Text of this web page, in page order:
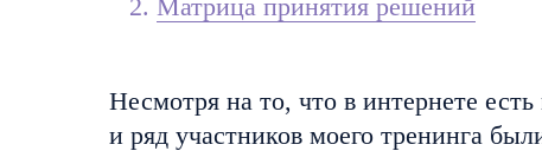
Матрица принятия решений
Несмотря на то, что в интернете
и ряд участников моего тренинга